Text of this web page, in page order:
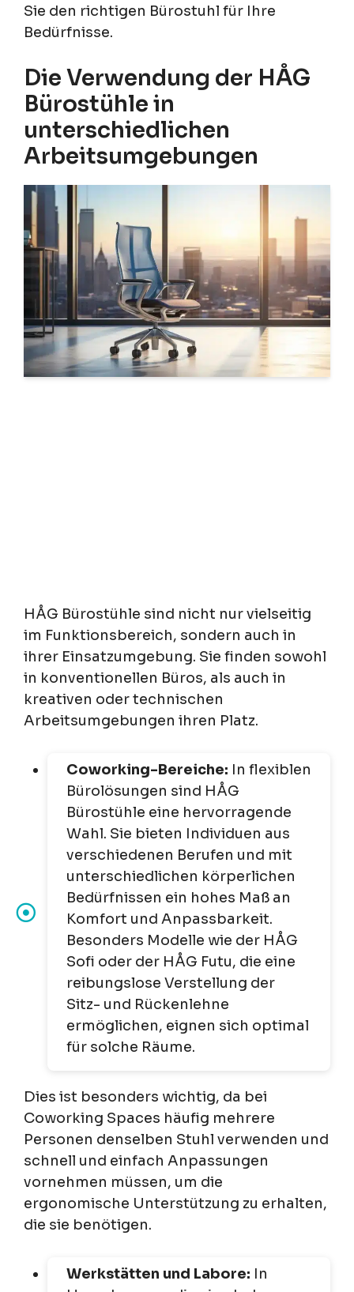
Sie den richtigen Bürostuhl für Ihre
Bedürfnisse.
Die Verwendung der HÅG
Bürostühle in
unterschiedlichen
Arbeitsumgebungen
HÅG Bürostühle sind nicht nur vielseitig
im Funktionsbereich, sondern auch in
ihrer Einsatzumgebung. Sie finden sowohl
in konventionellen Büros, als auch in
kreativen oder technischen
Arbeitsumgebungen ihren Platz.
Coworking-Bereiche: In flexiblen
Bürolösungen sind HÅG
Bürostühle eine hervorragende
Wahl. Sie bieten Individuen aus
verschiedenen Berufen und mit
unterschiedlichen körperlichen
Bedürfnissen ein hohes Maß an
Komfort und Anpassbarkeit.
Besonders Modelle wie der HÅG
Sofi oder der HÅG Futu, die eine
reibungslose Verstellung der
Sitz- und Rückenlehne
ermöglichen, eignen sich optimal
für solche Räume.
Dies ist besonders wichtig, da bei
Coworking Spaces häufig mehrere
Personen denselben Stuhl verwenden und
schnell und einfach Anpassungen
vornehmen müssen, um die
ergonomische Unterstützung zu erhalten,
die sie benötigen.
Werkstätten und Labore: In